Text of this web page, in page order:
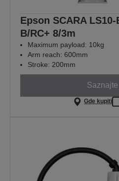
Epson SCARA LS10-
B/RC+ 8/3m
Maximum payload: 10kg
Arm reach: 600mm
Stroke: 200mm
Gde kupiti